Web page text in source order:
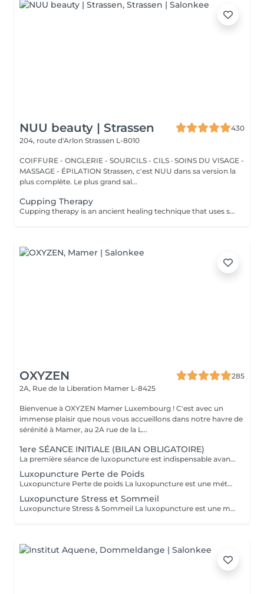
NUU beauty | Strassen
430
204, route d'Arlon Strassen L-8010
COIFFURE - ONGLERIE - SOURCILS - CILS · SOINS DU VISAGE -
MASSAGE - ÉPILATION Strassen, c'est NUU dans sa version la
plus complète. Le plus grand sal...
Cupping Therapy
Cupping therapy is an ancient healing technique that uses special cups to create gentle suction on the skin. This suction promotes blood flow, relieves muscle tension, reduces inflammation, and supports deep relaxation. The treatment can help release toxins, improve circulation, and ease chronic pain or stiffness. *Please note that cupping therapy could just be added to a massage service with includes back massage.
OXYZEN
285
2A, Rue de la Liberation Mamer L-8425
Bienvenue à OXYZEN Mamer Luxembourg ! C'est avec un
immense plaisir que nous vous accueillons dans notre havre de
sérénité à Mamer, au 2A rue de la L...
1ere SÉANCE INITIALE (BILAN OBLIGATOIRE)
La première séance de luxopuncture est indispensable avant de débuter tout programme. D'une durée d'environ 1 heure, elle se déroule en deux temps : 30 minutes d'échange approfondi (anamnèse) pour comprendre vos besoins, vos habitudes et définir vos objectifs 30 minutes de séance de luxopuncture, adaptée en fonction de cet échange Cette étape permet de personnaliser votre accompagnement et d'optimiser les résultats. Chaque protocole est ainsi ajusté à votre profil (poids, stress, sommeil, compulsions). Séance essentielle pour un suivi efficace et durable Permet un accompagnement sur mesure Un premier pas vers votre équilibre et votre bien-être durable.
Luxopuncture Perte de Poids
Luxopuncture Perte de poids La luxopuncture est une méthode douce et non invasive qui aide à réguler l'appétit, réduire les fringales et rééquilibrer le métabolisme. Idéale pour accompagner une perte de poids progressive, elle agit également sur le stress et les compulsions alimentaires. Chaque séance est adaptée à vos besoins afin de vous accompagner en douceur vers un meilleur équilibre et des résultats durables. Un accompagnement naturel pour retrouver légèreté, équilibre et bien-être au quotidien.
Luxopuncture Stress et Sommeil
Luxopuncture Stress & Sommeil La luxopuncture est une méthode douce et non invasive qui aide à apaiser le système nerveux, réduire le stress et améliorer la qualité du sommeil. Elle se pratique à l'aide d'un stylo à infrarouge qui stimule des points réflexes du corps, sans aiguille et en toute douceur. Chaque séance est adaptée à vos besoins afin de favoriser un relâchement profond et un apaisement durable. Un accompagnement naturel pour retrouver calme, sérénité et un sommeil réparateur.